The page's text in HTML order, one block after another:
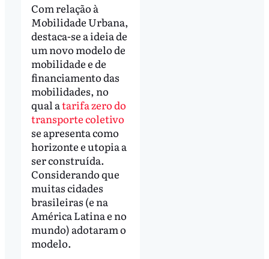
Com relação à
Mobilidade Urbana,
destaca-se a ideia de
um novo modelo de
mobilidade e de
financiamento das
mobilidades, no
qual atarifa zero do
transporte coletivo
se apresenta como
horizonte e utopia a
ser construída.
Considerando que
muitas cidades
brasileiras (e na
América Latina e no
mundo) adotaram o
modelo.